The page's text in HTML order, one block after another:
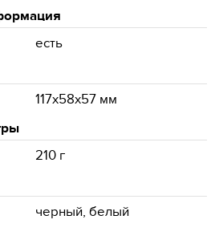
есть
117x58x57 мм
210 г
черный, белый